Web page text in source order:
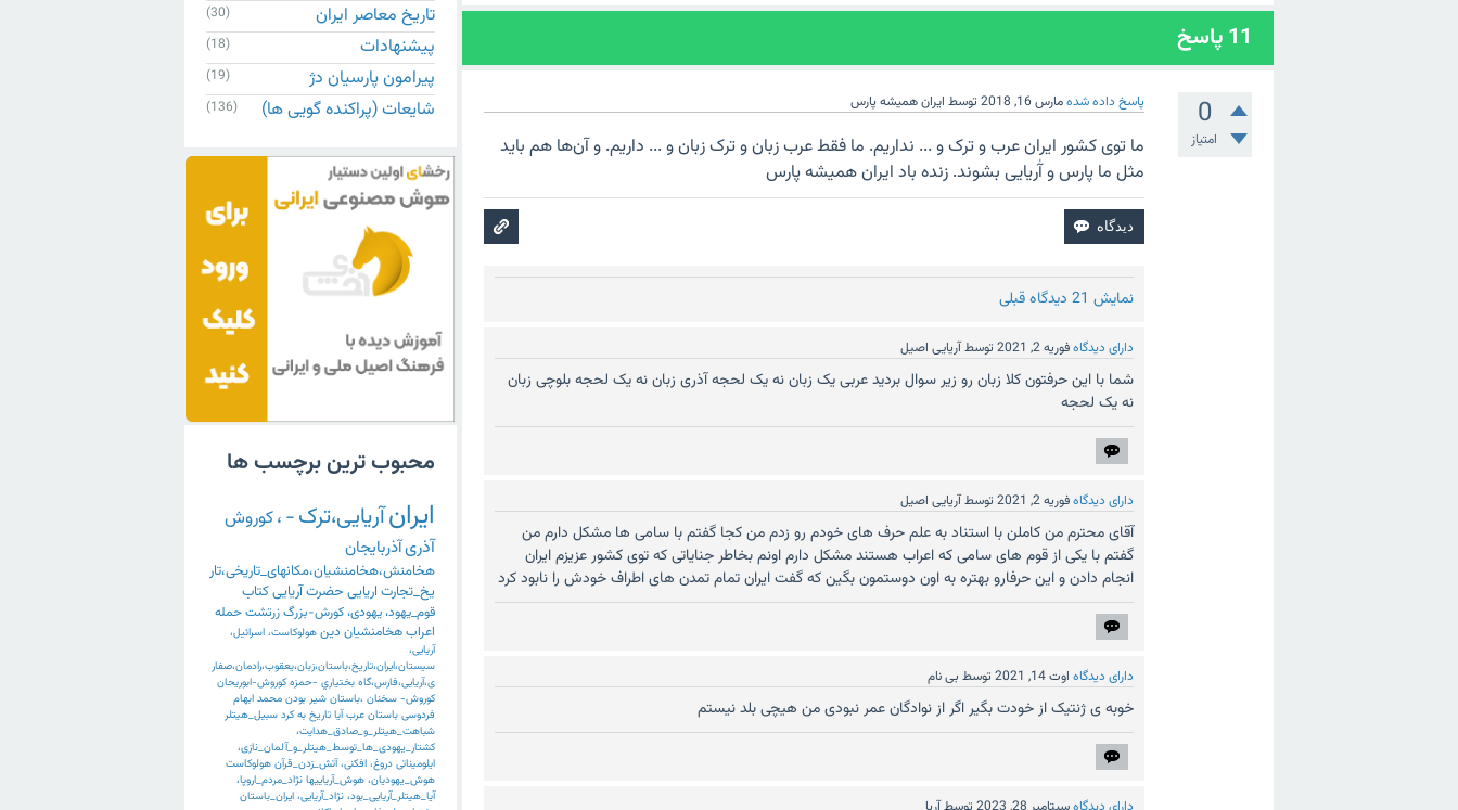
11پاسخ
0
امتیاز
پاسخ داده شدهمارس 16, 2018 توسط ایران همیشه پارس
ما توی کشور ایران عرب و ترک و ... نداریم. ما فقط عرب زبان و ترک زبان و ... داریم. و آن‌‌ها هم باید
مثل ما پارس و آٰریایی بشوند. زنده باد ایران همیشه پارس
نمایش 21 دیدگاه قبلی
دارای دیدگاهفوریه 2, 2021 توسطآریایی اصیل
شما با این حرفتون کلا زبان رو زیر سوال بردید عربی یک زبان نه یک لحجه آذری زبان نه یک لحجه بلوچی زبان
نه یک لحجه
دارای دیدگاهفوریه 2, 2021 توسطآریایی اصیل
آقای محترم من کاملن با استناد به علم حرف های خودم رو زدم من کجا گفتم با سامی ها مشکل دارم من
گفتم با یکی از قوم های سامی ‌که اعراب هستند مشکل دارم اونم بخاطر جنایاتی که توی کشور عزیزم ایران
انجام دادن و این حرفارو بهتره به اون دوستمون بگین که گفت ایران تمام تمدن های اطراف خودش را نابود کرد
دارای دیدگاه اوت 14, 2021 توسط بی نام
خوبه ی ژنتیک از خودت بگیر اگر از نوادگان عمر نبودی من هیچی بلد نیستم
تاریخ معاصر ایران (30)
پیشنهادات (18)
پیرامون پارسیان دژ (19)
شایعات (پراکنده گویی ها) (136)
محبوب ترین برچسب ها
ایرانآریایی،ترک-،کوروش
آذریآذربایجان
هخامنش،هخامنشیان،مکانهای_تاریخی،تار
یخ_تجارت اریایی حضرتآریاییکتاب
قوم_یهود،یهودی،کورش-بزرگزرتشتحمله
اعرابهخامنشیان دین هولوکاست، اسرائیل،
آریایی،
سیستان،ایران،تاریخ،باستان،زبان،یعقوب،رادمان،صفار
ی،آریایی،فارس،گاه بختياري -حمزه کوروش-ابوریحان
کوروش- سخنان ،باستان شیر بودن محمد ابهام
فردوسی باستان عرب آیا تاریخ به کرد سبیل_هیتلر
شباهت_هیتلر_و_صادق_هدایت،
کشتار_یهودی_ها_توسط_هیتلر_و_آلمان_نازی،
ایلومیناتی دروغ، افکنی، آتش_زدن_قرآن هولوکاست
هوش_یهودیان، هوش_آریاییها نژاد_مردم_اروپا،
آیا_هیتلر_آریایی_بود، نژاد_آریایی، ایران_باستان